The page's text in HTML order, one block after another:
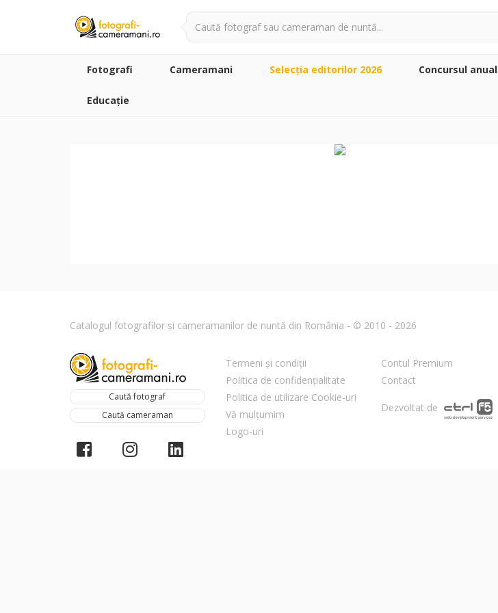
Fotografi Cameramani Selecţia editorilor 2026 Concursul anual
Educație
Catalogul fotografilor și cameramanilor de nuntă din România - © 2010 - 2026
Caută fotograf
Caută cameraman
Termeni și condiții
Politica de confidențialitate
Politica de utilizare Cookie-uri
Vă mulțumim
Logo-uri
Contul Premium
Contact
Dezvoltat de